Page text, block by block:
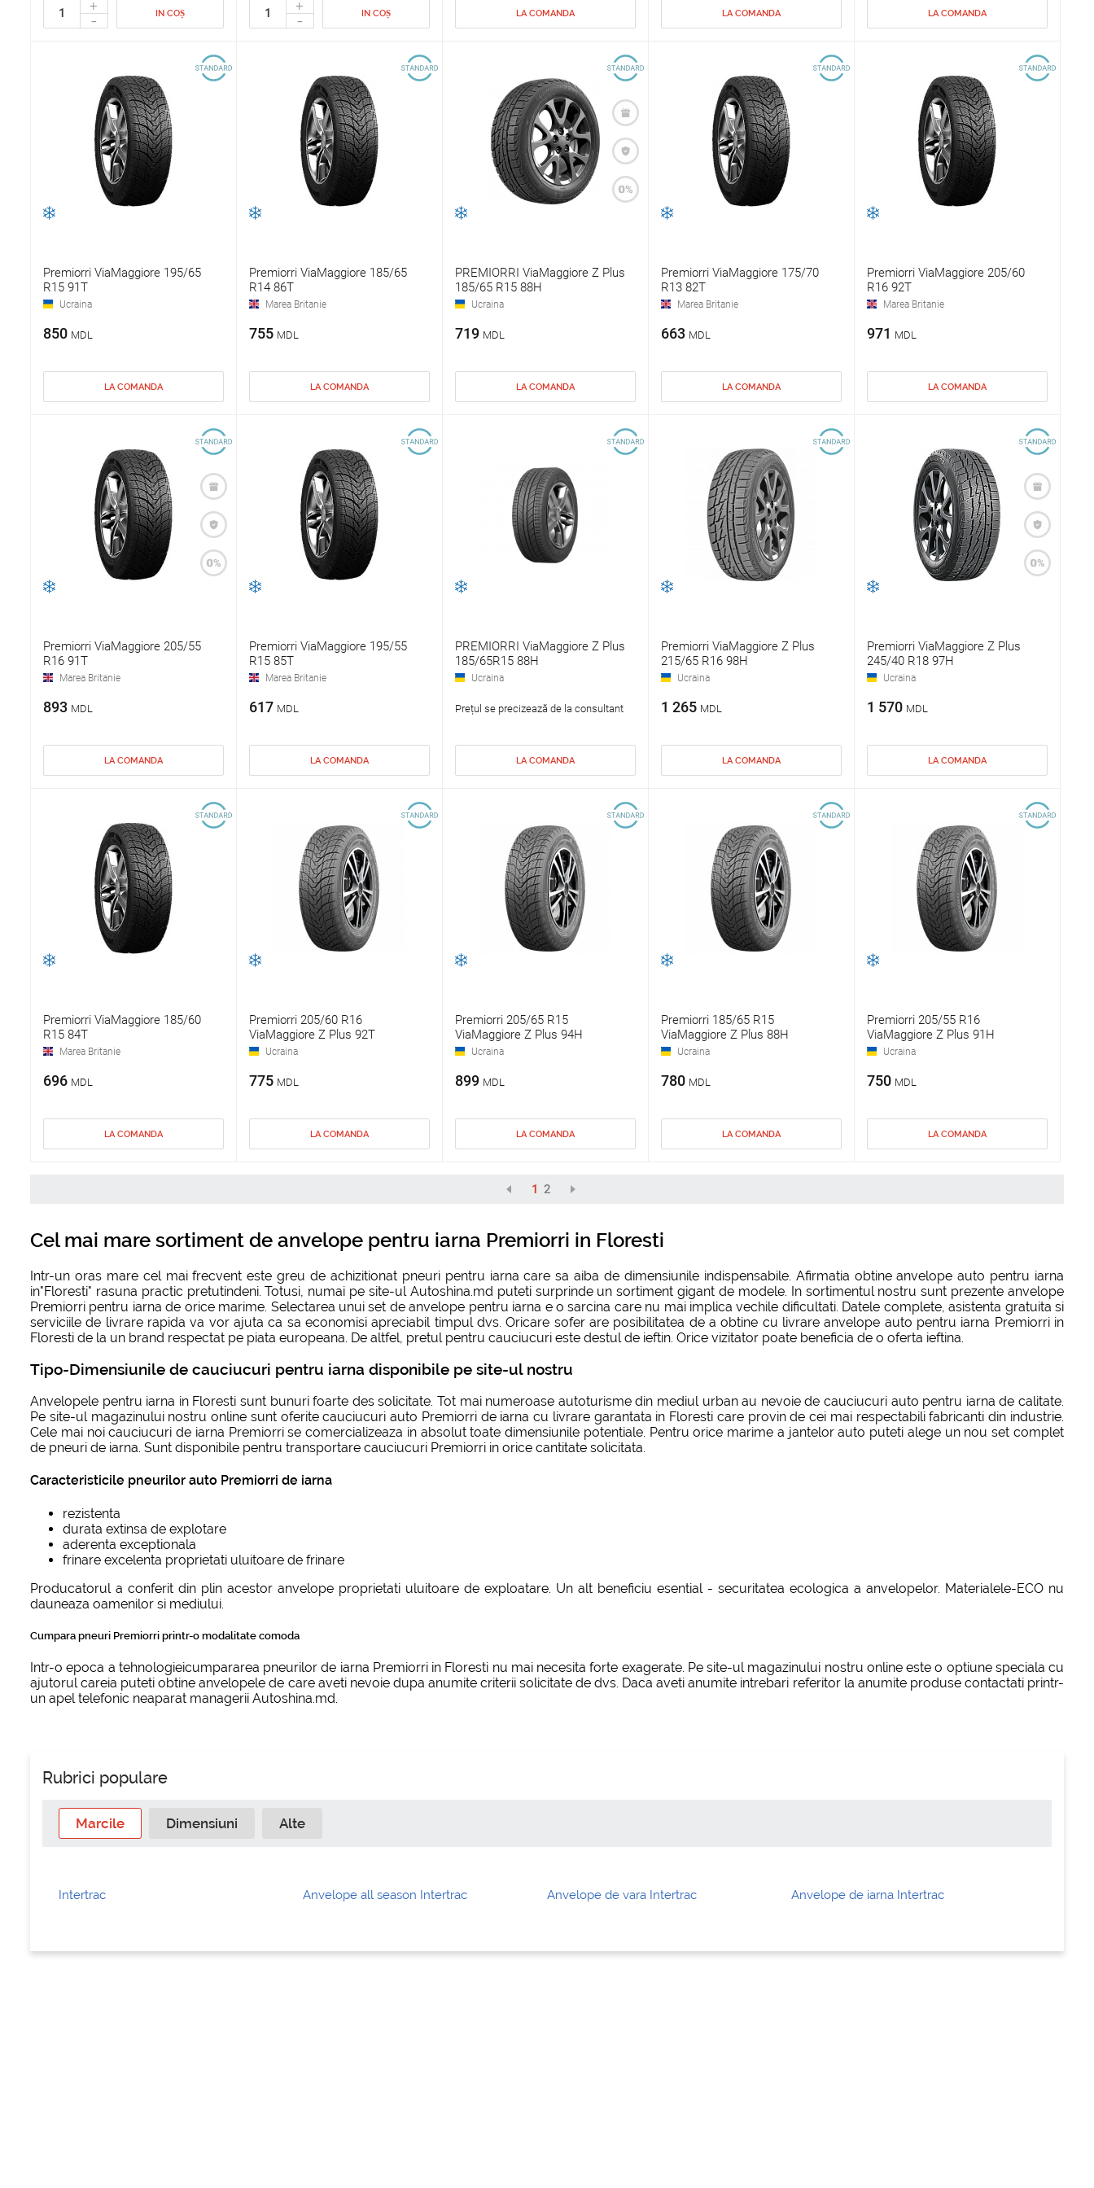
+
- IN COȘ +
- IN COȘ LA COMANDA LA COMANDA LA COMANDA
Premiorri ViaMaggiore 195/65
R15 91T
Ucraina
850 MDL
LA COMANDA
Premiorri ViaMaggiore 185/65
R14 86T
Marea Britanie
755 MDL
LA COMANDA
PREMIORRI ViaMaggiore Z Plus
185/65 R15 88H
Ucraina
719 MDL
LA COMANDA
Premiorri ViaMaggiore 175/70
R13 82T
Marea Britanie
663 MDL
LA COMANDA
Premiorri ViaMaggiore 205/60
R16 92T
Marea Britanie
971 MDL
LA COMANDA
Premiorri ViaMaggiore 205/55
R16 91T
Marea Britanie
893 MDL
LA COMANDA
Premiorri ViaMaggiore 195/55
R15 85T
Marea Britanie
617 MDL
LA COMANDA
PREMIORRI ViaMaggiore Z Plus
185/65R15 88H
Ucraina
Prețul se precizează de la consultant
LA COMANDA
Premiorri ViaMaggiore Z Plus
215/65 R16 98H
Ucraina
1 265 MDL
LA COMANDA
Premiorri ViaMaggiore Z Plus
245/40 R18 97H
Ucraina
1 570 MDL
LA COMANDA
Premiorri ViaMaggiore 185/60
R15 84T
Marea Britanie
696 MDL
LA COMANDA
Premiorri 205/60 R16
ViaMaggiore Z Plus 92T
Ucraina
775 MDL
LA COMANDA
Premiorri 205/65 R15
ViaMaggiore Z Plus 94H
Ucraina
899 MDL
LA COMANDA
Premiorri 185/65 R15
ViaMaggiore Z Plus 88H
Ucraina
780 MDL
LA COMANDA
Premiorri 205/55 R16
ViaMaggiore Z Plus 91H
Ucraina
750 MDL
LA COMANDA
1 2
Cel mai mare sortiment de anvelope pentru iarna Premiorri in Floresti
Intr-un oras mare cel mai frecvent este greu de achizitionat pneuri pentru iarna care sa aiba de dimensiunile indispensabile. Afirmatia obtine anvelope auto pentru iarna
in"Floresti" rasuna practic pretutindeni. Totusi, numai pe site-ul Autoshina.md puteti surprinde un sortiment gigant de modele. In sortimentul nostru sunt prezente anvelope
Premiorri pentru iarna de orice marime. Selectarea unui set de anvelope pentru iarna e o sarcina care nu mai implica vechile dificultati. Datele complete, asistenta gratuita si
serviciile de livrare rapida va vor ajuta ca sa economisi apreciabil timpul dvs. Oricare sofer are posibilitatea de a obtine cu livrare anvelope auto pentru iarna Premiorri in
Floresti de la un brand respectat pe piata europeana. De altfel, pretul pentru cauciucuri este destul de ieftin. Orice vizitator poate beneficia de o oferta ieftina.
Tipo-Dimensiunile de cauciucuri pentru iarna disponibile pe site-ul nostru
Anvelopele pentru iarna in Floresti sunt bunuri foarte des solicitate. Tot mai numeroase autoturisme din mediul urban au nevoie de cauciucuri auto pentru iarna de calitate.
Pe site-ul magazinului nostru online sunt oferite cauciucuri auto Premiorri de iarna cu livrare garantata in Floresti care provin de cei mai respectabili fabricanti din industrie.
Cele mai noi cauciucuri de iarna Premiorri se comercializeaza in absolut toate dimensiunile potentiale. Pentru orice marime a jantelor auto puteti alege un nou set complet
de pneuri de iarna. Sunt disponibile pentru transportare cauciucuri Premiorri in orice cantitate solicitata.
Caracteristicile pneurilor auto Premiorri de iarna
rezistenta
durata extinsa de explotare
aderenta exceptionala
frinare excelenta proprietati uluitoare de frinare
Producatorul a conferit din plin acestor anvelope proprietati uluitoare de exploatare. Un alt beneficiu esential - securitatea ecologica a anvelopelor. Materialele-ECO nu
dauneaza oamenilor si mediului.
Cumpara pneuri Premiorri printr-o modalitate comoda
Intr-o epoca a tehnologieicumpararea pneurilor de iarna Premiorri in Floresti nu mai necesita forte exagerate. Pe site-ul magazinului nostru online este o optiune speciala cu
ajutorul careia puteti obtine anvelopele de care aveti nevoie dupa anumite criterii solicitate de dvs. Daca aveti anumite intrebari referitor la anumite produse contactati printr-
un apel telefonic neaparat managerii Autoshina.md.
Rubrici populare
Marcile Dimensiuni Alte
Intertrac Anvelope all season Intertrac Anvelope de vara Intertrac Anvelope de iarna Intertrac